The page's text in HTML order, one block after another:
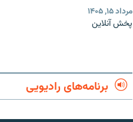
مرداد ۱۵, ۱۴۰۵
پخش آنلاین
برنامه‌های رادیویی